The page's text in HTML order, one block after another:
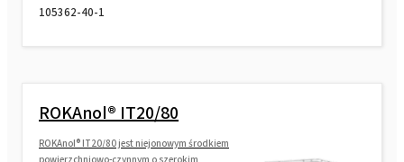
105362-40-1
ROKAnol® IT20/80
ROKAnol® IT20/80 jest niejonowym środkiem